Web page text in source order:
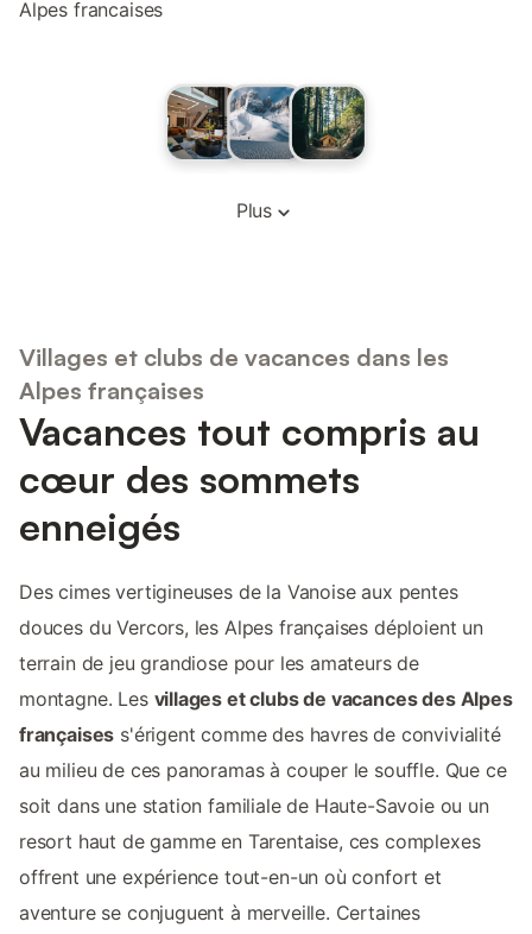
Alpes francaises
Plus
Villages et clubs de vacances dans les
Alpes françaises
Vacances tout compris au
cœur des sommets
enneigés
Des cimes vertigineuses de la Vanoise aux pentes
douces du Vercors, les Alpes françaises déploient un
terrain de jeu grandiose pour les amateurs de
montagne. Les villages et clubs de vacances des Alpes
françaises s'érigent comme des havres de convivialité
au milieu de ces panoramas à couper le souffle. Que ce
soit dans une station familiale de Haute-Savoie ou un
resort haut de gamme en Tarentaise, ces complexes
offrent une expérience tout-en-un où confort et
aventure se conjuguent à merveille. Certaines